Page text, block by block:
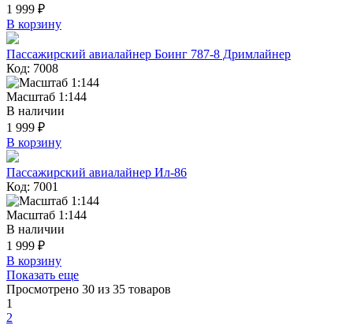
1 999 ₽
В корзину
Пассажирский авиалайнер Боинг 787-8 Дримлайнер
Код: 7008
Масштаб 1:144
В наличии
1 999 ₽
В корзину
Пассажирский авиалайнер Ил-86
Код: 7001
Масштаб 1:144
В наличии
1 999 ₽
В корзину
Показать еще
Просмотрено 30 из 35 товаров
1
2